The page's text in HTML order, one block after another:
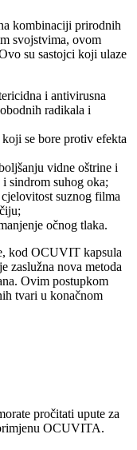
kombinaciji prirodnih
svojstvima, ovom
su sastojci koji ulaze
i antivirusna
radikala i
se bore protiv efekta
vidne oštrine i
sindrom suhog oka;
suznog filma
očnog tlaka.
kod OCUVIT kapsula
zaslužna nova metoda
Ovim postupkom
tvari u konačnom
pročitati upute za
OCUVITA.